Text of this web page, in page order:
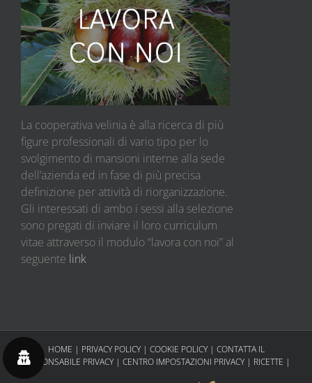
La cooperativa velinia è alla ricerca di più
figure professionali di vario tipo per lo
svolgimento di mansioni interne alla sede
dell’azienda ed in fase di più precisa
definizione per attività di riorganizzazione.
Gli interessati di ambo i sessi alla selezione
sono pregati di inviare il loro curriculum
vitae attraverso il modulo “lavora con noi” al
seguente link
HOME | PRIVACY POLICY| COOKIE POLICY| CONTATTA IL
RESPONSABILE PRIVACY| CENTRO IMPOSTAZIONI PRIVACY| RICETTE |